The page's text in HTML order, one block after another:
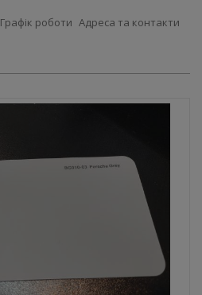
Графік роботи Адреса та контакти